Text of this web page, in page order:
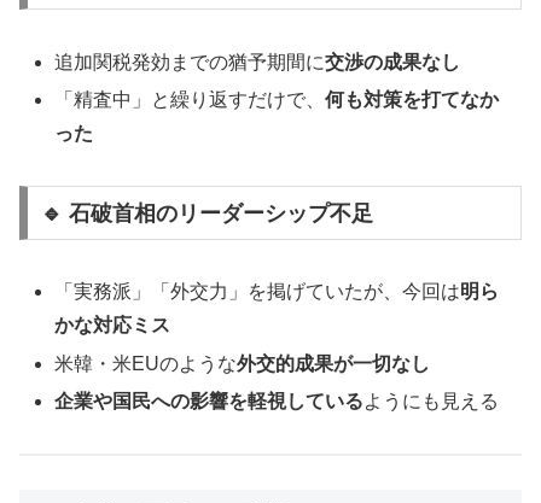
追加関税発効までの猶予期間に交渉の成果なし
「精査中」と繰り返すだけで、何も対策を打てなか
った
🔹 石破首相のリーダーシップ不足
「実務派」「外交力」を掲げていたが、今回は明ら
かな対応ミス
米韓・米EUのような外交的成果が一切なし
企業や国民への影響を軽視しているようにも見える